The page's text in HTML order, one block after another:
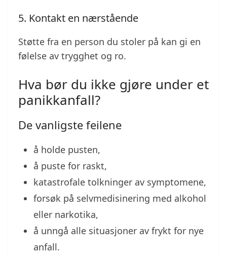
5. Kontakt en nærstående
Støtte fra en person du stoler på kan gi en
følelse av trygghet og ro.
Hva bør du ikke gjøre under et
panikkanfall?
De vanligste feilene
å holde pusten,
å puste for raskt,
katastrofale tolkninger av symptomene,
forsøk på selvmedisinering med alkohol
eller narkotika,
å unngå alle situasjoner av frykt for nye
anfall.